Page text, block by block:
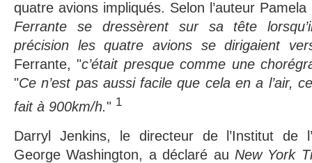
quatre avions impliqués. Selon l’auteur Pamela
Ferrante se dressèrent sur sa tête
précision les quatre avions se dirigaient
Ferrante, "c’était presque comme une
"Ce n’est pas aussi facile que cela en a l’air,
fait à 900km/h." 1
Darryl Jenkins, le directeur de l’Institut de
George Washington, a déclaré au New York